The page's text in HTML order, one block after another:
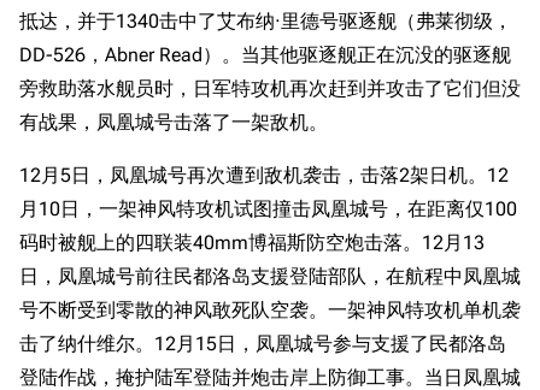
抵达，并于1340击中了艾布纳·里德号驱逐舰（弗莱彻级，
DD-526，Abner Read）。当其他驱逐舰正在沉没的驱逐舰
旁救助落水舰员时，日军特攻机再次赶到并攻击了它们但没
有战果，凤凰城号击落了一架敌机。
12月5日，凤凰城号再次遭到敌机袭击，击落2架日机。12
月10日，一架神风特攻机试图撞击凤凰城号，在距离仅100
码时被舰上的四联装40mm博福斯防空炮击落。12月13
日，凤凰城号前往民都洛岛支援登陆部队，在航程中凤凰城
号不断受到零散的神风敢死队空袭。一架神风特攻机单机袭
击了纳什维尔。12月15日，凤凰城号参与支援了民都洛岛
登陆作战，掩护陆军登陆并炮击岸上防御工事。当日凤凰城